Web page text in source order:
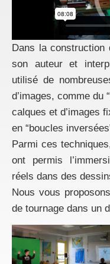
Dans la construction
son auteur et
utilisé de
d’images, comme du
calques et d’images
en “boucles
Parmi ces
ont permis
réels dans des
Nous vous
de tournage dans un